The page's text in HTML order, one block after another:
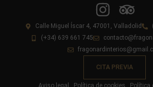
Calle Miguel Íscar 4, 47001, Valladolid
(+34) 639 661 745
CITA PREVIA
Aviso legal Política de cookies Política